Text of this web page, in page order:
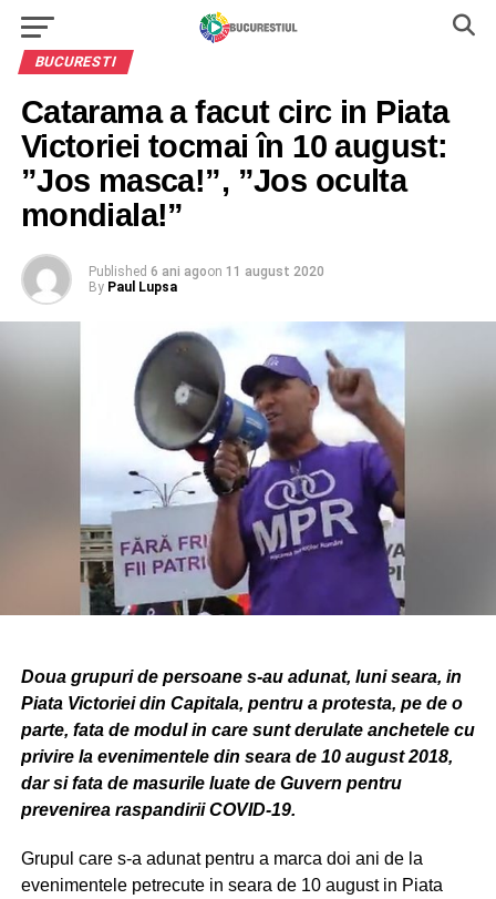
BUCURESTI
Catarama a facut circ in Piata
Victoriei tocmai în 10 august:
”Jos masca!”, ”Jos oculta
mondiala!”
Published 6 ani agoon 11 august 2020
By Paul Lupsa
Doua grupuri de persoane s-au adunat, luni seara, in
Piata Victoriei din Capitala, pentru a protesta, pe de o
parte, fata de modul in care sunt derulate anchetele cu
privire la evenimentele din seara de 10 august 2018,
dar si fata de masurile luate de Guvern pentru
prevenirea raspandirii COVID-19.
Grupul care s-a adunat pentru a marca doi ani de la
evenimentele petrecute in seara de 10 august in Piata